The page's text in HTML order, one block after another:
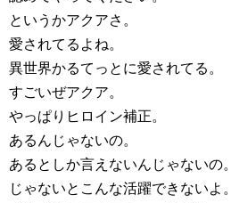
というかアクアさ。
愛されてるよね。
異世界かるてっとに愛されてる。
すごいぜアクア。
やっぱりヒロイン補正。
あるんじゃないの。
あるとしか言えないんじゃないの。
じゃないとこんな活躍できないよ。